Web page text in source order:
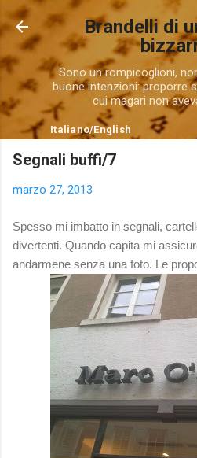
Passa ai
Brandelli di
Sono un rompicoglioni,
buone intenzioni: proporre
cui magari non
Italiano/English
Segnali buffi/7
marzo 27, 2013
Spesso mi imbatto in segnali,
divertenti. Quando capita mi
andarmene senza una foto. Le